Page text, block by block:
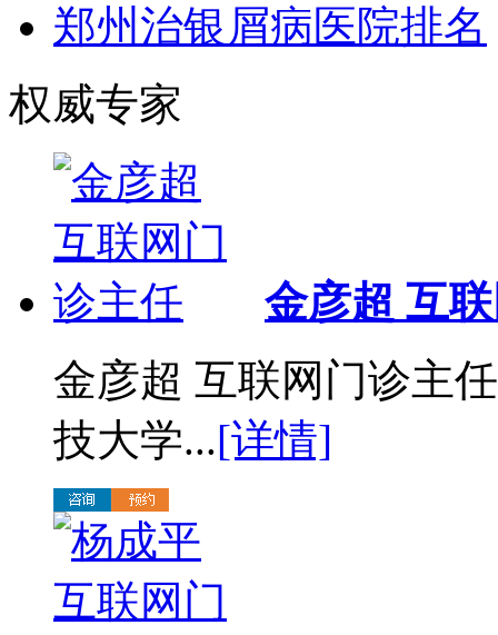
郑州治银屑病医院排名
权威专家
金彦超 互
金彦超 互联网门诊主
技大学...[详情]